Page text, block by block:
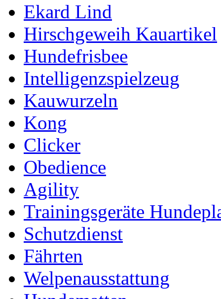
Ekard Lind
Hirschgeweih Kauartikel
Hundefrisbee
Intelligenzspielzeug
Kauwurzeln
Kong
Clicker
Obedience
Agility
Trainingsgeräte
Schutzdienst
Fährten
Welpenausstattung